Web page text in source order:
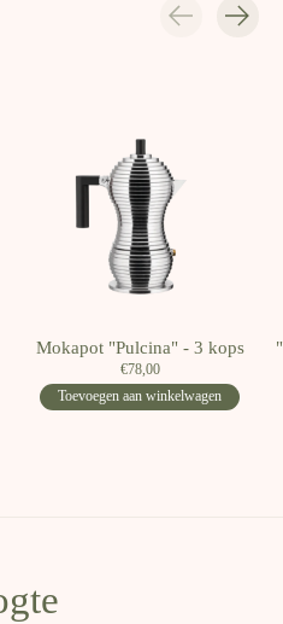
Mokapot "Pulcina" - 3 kops
€78,00
Toevoegen aan winkelwagen